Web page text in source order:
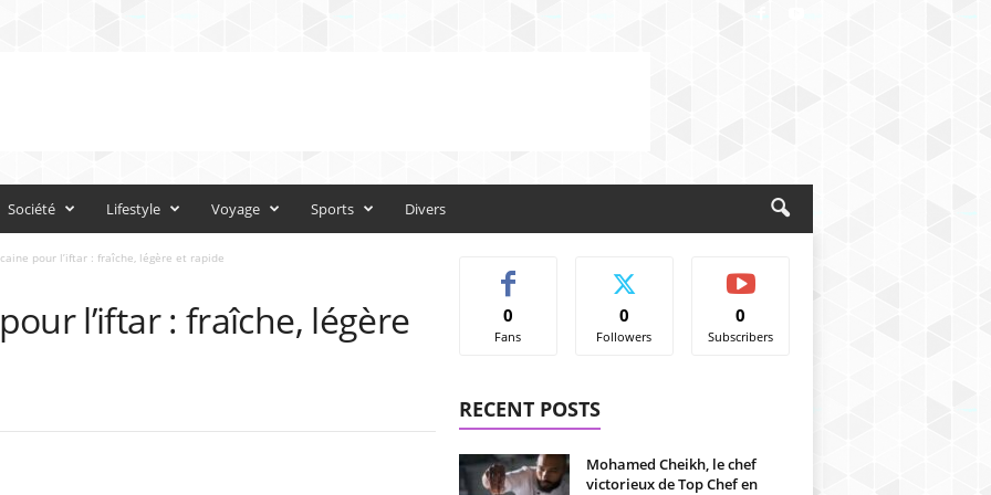
Société Lifestyle Voyage Sports Divers
pour l’iftar : fraîche, légère et rapide
l’iftar : fraîche, légère
0
Fans
0
Followers
0
Subscribers
RECENT POSTS
Mohamed Cheikh, le chef
victorieux de Top Chef en